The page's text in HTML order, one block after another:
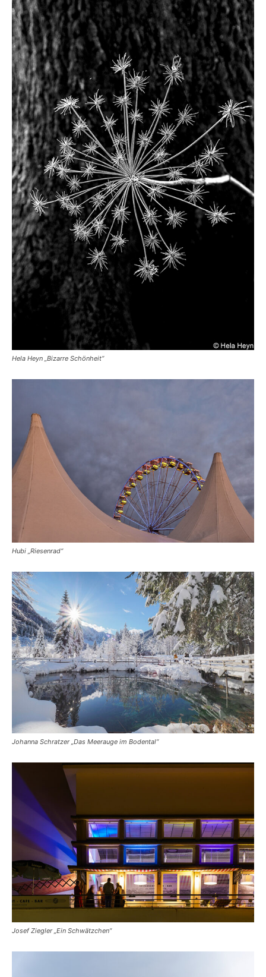
Hela Heyn „Bizarre Schönheit“
Hubi „Riesenrad“
Johanna Schratzer „Das Meerauge im Bodental“
Josef Ziegler „Ein Schwätzchen“